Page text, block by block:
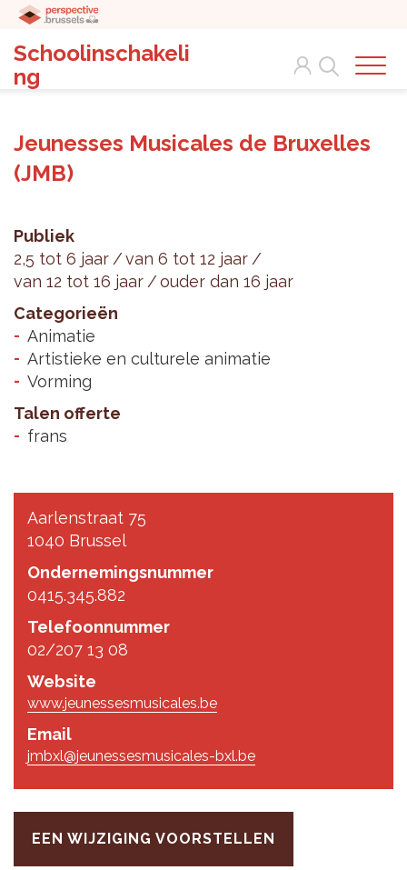
Schoolinschakeli
ng
Search
Jeunesses Musicales de Bruxelles
(JMB)
Publiek
2,5 tot 6 jaar
van 6 tot 12 jaar
van 12 tot 16 jaar
ouder dan 16 jaar
Categorieën
Animatie
Artistieke en culturele animatie
Vorming
Talen offerte
frans
Aarlenstraat 75
1040 Brussel
Ondernemingsnummer
0415.345.882
Telefoonnummer
02/207 13 08
Website
www.jeunessesmusicales.be
Email
jmbxl@jeunessesmusicales-bxl.be
EEN WIJZIGING VOORSTELLEN